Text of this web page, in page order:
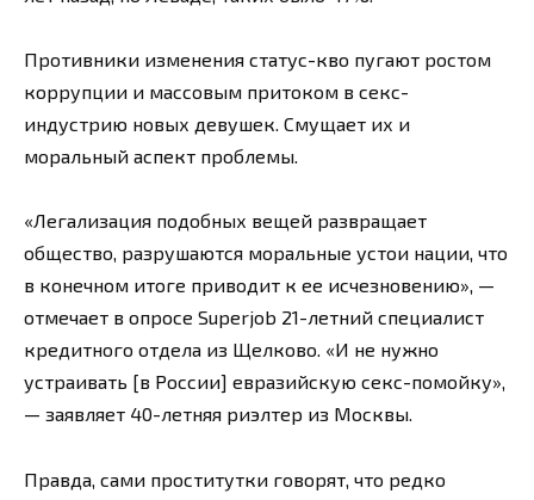
Противники изменения статус-кво пугают ростом
коррупции и массовым притоком в секс-
индустрию новых девушек. Смущает их и
моральный аспект проблемы.
«Легализация подобных вещей развращает
общество, разрушаются моральные устои нации, что
в конечном итоге приводит к ее исчезновению», —
отмечает в опросе Superjob 21-летний специалист
кредитного отдела из Щелково. «И не нужно
устраивать [в России] евразийскую секс-помойку»,
— заявляет 40-летняя риэлтер из Москвы.
Правда, сами проститутки говорят, что редко